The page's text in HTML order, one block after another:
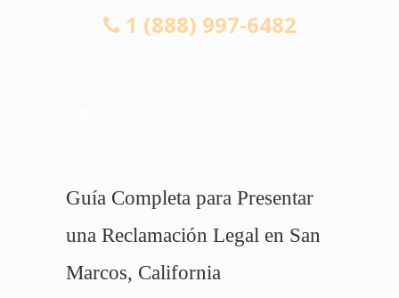
1 (888) 997-6482
Guía Completa para Presentar
una Reclamación Legal en San
Marcos, California